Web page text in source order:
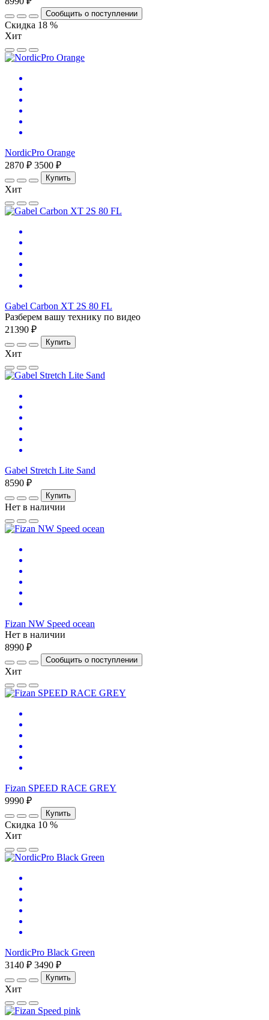
Сообщить о поступлении
Скидка 18 %
Хит
NordicPro Orange
2870 ₽ 3500 ₽
Купить
Хит
Gabel Carbon XT 2S 80 FL
Разберем вашу технику по видео
21390 ₽
Купить
Хит
Gabel Stretch Lite Sand
8590 ₽
Купить
Нет в наличии
Fizan NW Speed ocean
Нет в наличии
8990 ₽
Сообщить о поступлении
Хит
Fizan SPEED RACE GREY
9990 ₽
Купить
Скидка 10 %
Хит
NordicPro Black Green
3140 ₽ 3490 ₽
Купить
Хит